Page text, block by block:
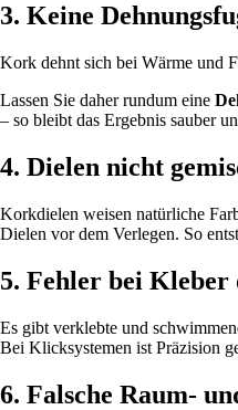
3. Keine
Kork dehnt sich bei Wärme und
Lassen Sie daher rundum eine
– so bleibt das Ergebnis sauber
4. Dielen nicht
Korkdielen weisen natürliche
Dielen vor dem Verlegen. So
5. Fehler bei
Es gibt verklebte und
Bei Klicksystemen ist Präzision
6. Falsche Raum-